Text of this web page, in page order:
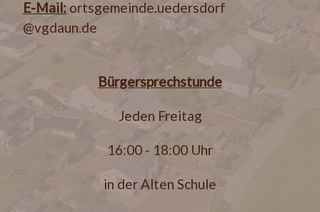
E-Mail: ortsgemeinde.uedersdorf
@vgdaun.de
Bürgersprechstunde
Jeden Freitag
16:00 - 18:00 Uhr
in der Alten Schule